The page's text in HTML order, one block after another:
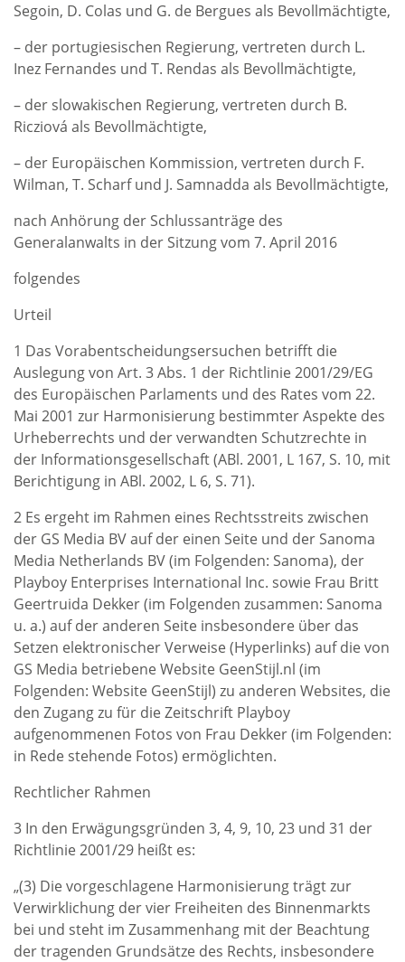
Segoin, D. Colas und G. de Bergues als Bevollmächtigte,
– der portugiesischen Regierung, vertreten durch L.
Inez Fernandes und T. Rendas als Bevollmächtigte,
– der slowakischen Regierung, vertreten durch B.
Ricziová als Bevollmächtigte,
– der Europäischen Kommission, vertreten durch F.
Wilman, T. Scharf und J. Samnadda als Bevollmächtigte,
nach Anhörung der Schlussanträge des
Generalanwalts in der Sitzung vom 7. April 2016
folgendes
Urteil
1 Das Vorabentscheidungsersuchen betrifft die
Auslegung von Art. 3 Abs. 1 der Richtlinie 2001/29/EG
des Europäischen Parlaments und des Rates vom 22.
Mai 2001 zur Harmonisierung bestimmter Aspekte des
Urheberrechts und der verwandten Schutzrechte in
der Informationsgesellschaft (ABl. 2001, L 167, S. 10, mit
Berichtigung in ABl. 2002, L 6, S. 71).
2 Es ergeht im Rahmen eines Rechtsstreits zwischen
der GS Media BV auf der einen Seite und der Sanoma
Media Netherlands BV (im Folgenden: Sanoma), der
Playboy Enterprises International Inc. sowie Frau Britt
Geertruida Dekker (im Folgenden zusammen: Sanoma
u. a.) auf der anderen Seite insbesondere über das
Setzen elektronischer Verweise (Hyperlinks) auf die von
GS Media betriebene Website GeenStijl.nl (im
Folgenden: Website GeenStijl) zu anderen Websites, die
den Zugang zu für die Zeitschrift Playboy
aufgenommenen Fotos von Frau Dekker (im Folgenden:
in Rede stehende Fotos) ermöglichten.
Rechtlicher Rahmen
3 In den Erwägungsgründen 3, 4, 9, 10, 23 und 31 der
Richtlinie 2001/29 heißt es:
„(3) Die vorgeschlagene Harmonisierung trägt zur
Verwirklichung der vier Freiheiten des Binnenmarkts
bei und steht im Zusammenhang mit der Beachtung
der tragenden Grundsätze des Rechts, insbesondere